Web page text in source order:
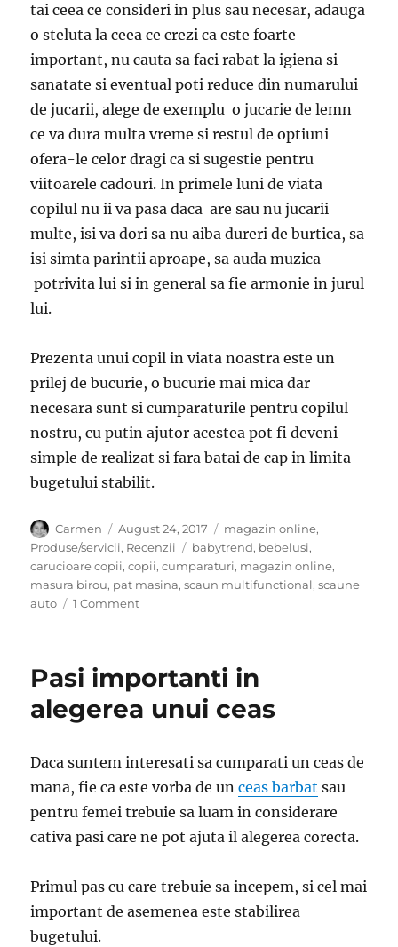
tai ceea ce consideri in plus sau necesar, adauga
o steluta la ceea ce crezi ca este foarte
important, nu cauta sa faci rabat la igiena si
sanatate si eventual poti reduce din numarului
de jucarii, alege de exemplu o jucarie de lemn
ce va dura multa vreme si restul de optiuni
ofera-le celor dragi ca si sugestie pentru
viitoarele cadouri. In primele luni de viata
copilul nu ii va pasa daca are sau nu jucarii
multe, isi va dori sa nu aiba dureri de burtica, sa
isi simta parintii aproape, sa auda muzica
potrivita lui si in general sa fie armonie in jurul
lui.
Prezenta unui copil in viata noastra este un
prilej de bucurie, o bucurie mai mica dar
necesara sunt si cumparaturile pentru copilul
nostru, cu putin ajutor acestea pot fi deveni
simple de realizat si fara batai de cap in limita
bugetului stabilit.
Author
Carmen
Posted
on
August 24, 2017 Categories
magazin online,
Produse/servicii, Recenzii Tags
babytrend, bebelusi,
carucioare copii,copii,cumparaturi, magazin online,
masura birou, pat masina,scaun multifunctional,scaune
auto
1 Commenton
copilul
Pasi importanti in
alegerea unui ceas
Daca suntem interesati sa cumparati un ceas de
mana, fie ca este vorba de unceas barbat sau
pentru femei trebuie sa luam in considerare
cativa pasi care ne pot ajuta il alegerea corecta.
Primul pas cu care trebuie sa incepem, si cel mai
important de asemenea este stabilirea
bugetului.